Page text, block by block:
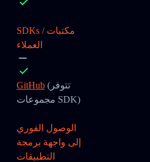
SDKs / مكتبات
العملاء
GitHub (تتوفر
مجموعات SDK)
الوصول الفوري
إلى واجهة برمجة
التطبيقات